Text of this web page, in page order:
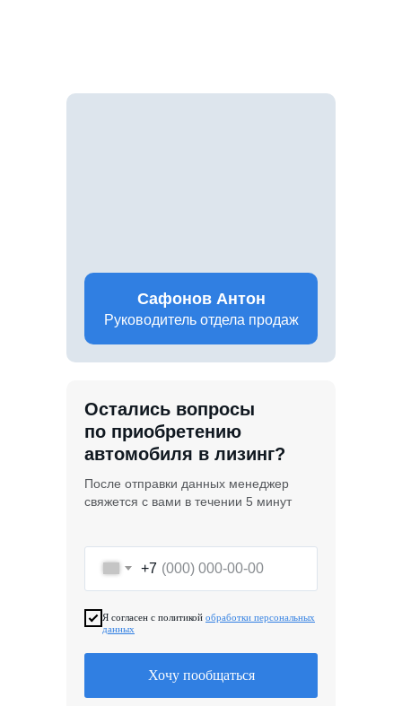
+7
Я согласен с политикой обработки персональных
данных
Хочу пообщаться
Остались вопросы
по приобретению
автомобиля в лизинг?
После отправки данных менеджер
свяжется с вами в течении 5 минут
Сафонов Антон
Руководитель отдела продаж